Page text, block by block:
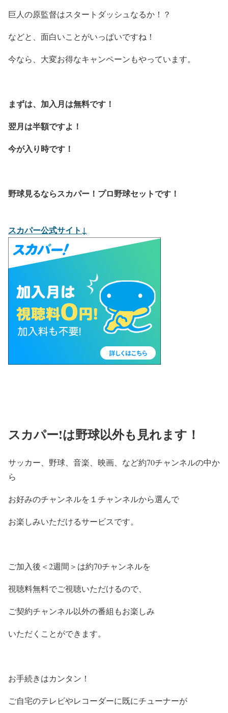
巨人の原監督はスタートダッシュなるか！？
などと、面白いことがいっぱいですね！
今なら、大変お得なキャンペーンもやっています。
まずは、加入月は無料です！
翌月は半額ですよ！
今が入り時です！
野球見るならスカパー！プロ野球セットです！
スカパー公式サイト↓
スカパー!は野球以外も見れます！
サッカー、野球、音楽、映画、など約70チャンネルの中か
ら
お好みのチャンネルを１チャンネルから選んで
お楽しみいただけるサービスです。
ご加入後＜2週間＞は約70チャンネルを
視聴料無料でご視聴いただけるので、
ご契約チャンネル以外の番組もお楽しみ
いただくことができます。
お手続きはカンタン！
ご自宅のテレビやレコーダーに既にチューナーが